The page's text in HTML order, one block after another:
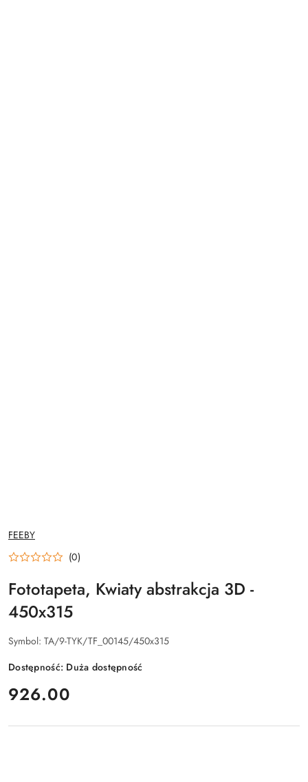
NAZWA
PRODUCENTA:
FEEBY
(0)
Fototapeta, Kwiaty abstrakcja 3D -
450x315
Symbol: TA/9-TYK/TF_00145/450x315
Dostępność: Duża dostępność
cena:
926.00